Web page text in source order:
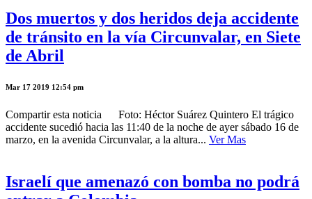
Dos muertos y dos heridos deja accidente
de tránsito en la vía Circunvalar, en Siete
de Abril
Mar 17 2019 12:54 pm
Compartir esta noticia Foto: Héctor Suárez Quintero El trágico
accidente sucedió hacia las 11:40 de la noche de ayer sábado 16 de
marzo, en la avenida Circunvalar, a la altura... Ver Mas
Israelí que amenazó con bomba no podrá